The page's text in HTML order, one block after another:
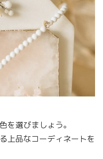
を選びましょう。
上品なコーディネートを